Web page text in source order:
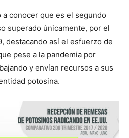
conocer que es el segundo
superado únicamente, por el
destacando así el esfuerzo de
pese a la pandemia por
y envían recursos a sus
potosina.